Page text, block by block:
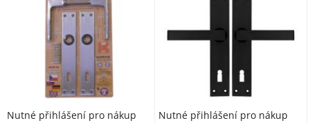
Nutné přihlášení pro nákup Nutné přihlášení pro nákup